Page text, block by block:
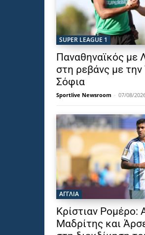
SUPER LEAGUE 1
Παναθηναϊκός με
στη ρεβάνς με
Σόφια
Sportlive Newsroom - 07/08/
ΑΓΓΛΙΑ
Κρίστιαν Ρομέρο:
Μαδρίτης και